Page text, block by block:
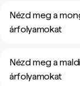
Nézd meg a
árfolyamokat
Nézd meg a
árfolyamokat